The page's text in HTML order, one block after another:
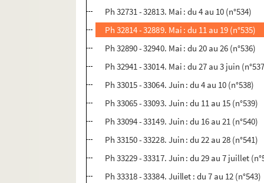
Ph 32731 - 32813. Mai : du 4 au 10 (n°534)
Ph 32814 - 32889. Mai : du 11 au 19 (n°535)
Ph 32890 - 32940. Mai : du 20 au 26 (n°536)
Ph 32941 - 33014. Mai : du 27 au 3 juin
Ph 33015 - 33064. Juin : du 4 au 10 (n°538)
Ph 33065 - 33093. Juin : du 11 au 15 (n°539)
Ph 33094 - 33149. Juin : du 16 au 21 (n°540)
Ph 33150 - 33228. Juin : du 22 au 28 (n°541)
Ph 33229 - 33317. Juin : du 29 au 7 juillet
Ph 33318 - 33384. Juillet : du 7 au 12 (n°543)